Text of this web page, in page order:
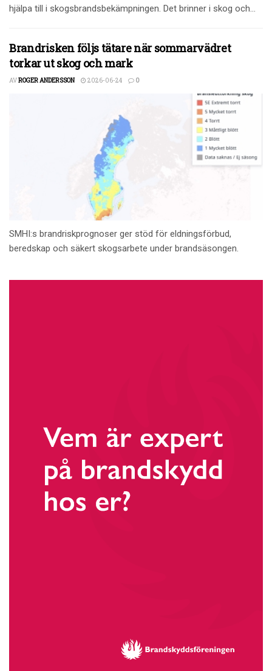
hjälpa till i skogsbrandsbekämpningen. Det brinner i skog och...
Brandrisken följs tätare när sommarvädret
torkar ut skog och mark
AVROGER ANDERSSON 2026-06-24 0
SMHI:s brandriskprognoser ger stöd för eldningsförbud,
beredskap och säkert skogsarbete under brandsäsongen.